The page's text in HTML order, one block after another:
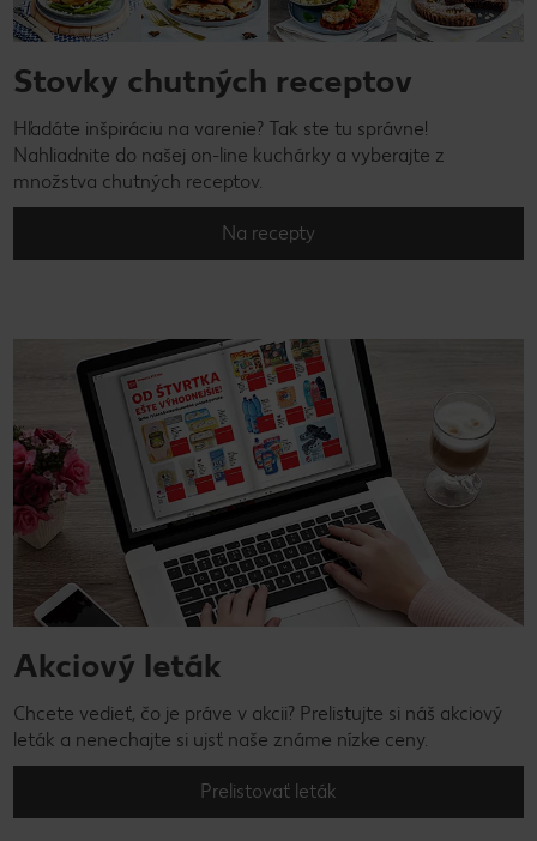
Stovky chutných receptov
Hľadáte inšpiráciu na varenie? Tak ste tu správne!
Nahliadnite do našej on-line kuchárky a vyberajte z
množstva chutných receptov.
Na recepty
Akciový leták
Chcete vedieť, čo je práve v akcii? Prelistujte si náš akciový
leták a nenechajte si ujsť naše známe nízke ceny.
Prelistovať leták